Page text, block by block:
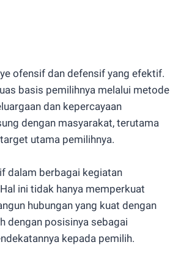
ofensif dan defensif yang efektif.
basis pemilihnya melalui metode
dan kepercayaan
dengan masyarakat, terutama
utama pemilihnya.
dalam berbagai kegiatan
ini tidak hanya memperkuat
hubungan yang kuat dengan
dengan posisinya sebagai
kepada pemilih.